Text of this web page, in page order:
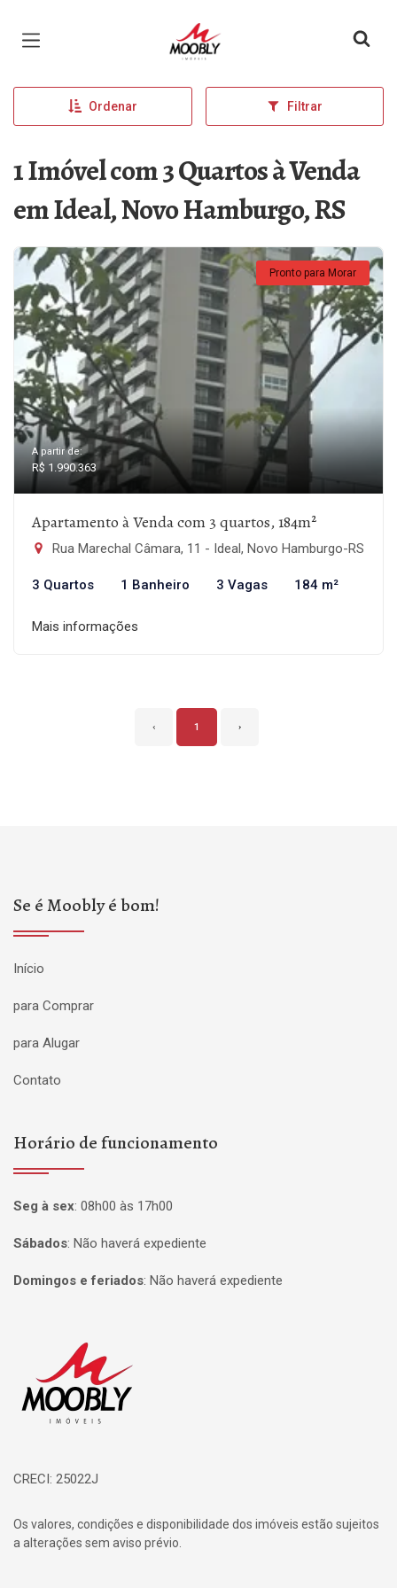
Página inicial
Ordenar Filtrar
1 Imóvel com 3 Quartos à Venda
em Ideal, Novo Hamburgo, RS
Pronto para Morar
A partir de:
R$ 1.990.363
Apartamento à Venda com 3 quartos, 184m²
Rua Marechal Câmara, 11 - Ideal, Novo Hamburgo-RS
3 Quartos 1 Banheiro 3 Vagas 184 m²
Mais informações
‹ 1 ›
Se é Moobly é bom!
Início
para Comprar
para Alugar
Contato
Horário de funcionamento
Seg à sex: 08h00 às 17h00
Sábados: Não haverá expediente
Domingos e feriados: Não haverá expediente
CRECI: 25022J
Os valores, condições e disponibilidade dos imóveis estão sujeitos
a alterações sem aviso prévio.